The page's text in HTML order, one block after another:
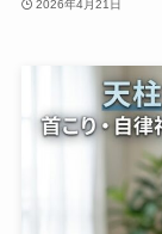
2026年4月21日